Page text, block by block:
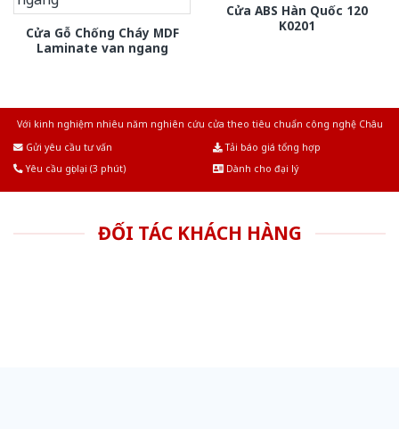
Cửa Gỗ Chống Cháy MDF
Laminate van ngang
Cửa ABS Hàn Quốc 120
K0201
Với kinh nghiệm nhiêu năm nghiên cứu cửa theo tiêu chuẩn công nghệ Châu
Gửi yêu cầu tư vấn
Tải báo giá tổng hợp
Yêu cầu gọi lại (3 phút)
Dành cho đại lý
ĐỐI TÁC KHÁCH HÀNG